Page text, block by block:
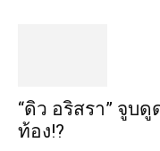
“ดิว อริสรา” จูบ
ท้อง!?